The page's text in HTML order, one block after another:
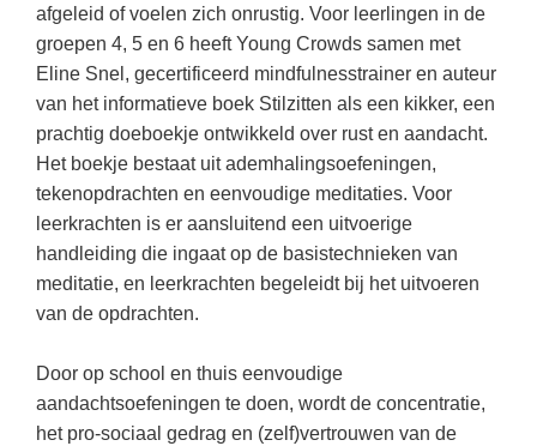
Digitaal onderwijs
Cito toets
iPad scholen
NIEUWSARCHIEF
Augustus 2026
Juli 2026
Mei 2026
April 2026
Lespakket ‘Circulaire Economie - van
verpakking tot nieuwe grondstof’
Gastles Zeebenen in de klas
Cursus Leer het heelal begrijpen
Van verdunningscalculator tot
practicumvoorbereiding: gratis online
hulpmiddelen voor science-docenten en
TOA's
DGM in de klas
Kerst kleurplaten
PUZZELS
Woordpuzzels
Kruiswoordpuzzels
LEUK IN DE KLAS
Raadsels
Rebussen
Biologie
Burgerschap
Ckv
Duits
Economie
Engels
Filosofie
Fries (Frysk)
Geschiedenis
Boek: Kleine werelden van het zonnestelsel
Leren met klassieke muziek
Lasermachine voor het onderwijs
Lasergraaf
Onderwijs opleidingen
Gratis lesmateriaal Dove self-esteem
Ontdek Memo voor de onderbouw zelf!
Maak uw leerlingen mediawijs!
op je eigen niveau
Taalzee: adaptief oefenen en toetsen
afgeleid of voelen zich onrustig. Voor leerlingen in de
groepen 4, 5 en 6 heeft Young Crowds samen met
Eline Snel, gecertificeerd mindfulnesstrainer en auteur
van het informatieve boek Stilzitten als een kikker, een
prachtig doeboekje ontwikkeld over rust en aandacht.
Het boekje bestaat uit ademhalingsoefeningen,
tekenopdrachten en eenvoudige meditaties. Voor
leerkrachten is er aansluitend een uitvoerige
handleiding die ingaat op de basistechnieken van
meditatie, en leerkrachten begeleidt bij het uitvoeren
van de opdrachten.
Door op school en thuis eenvoudige
aandachtsoefeningen te doen, wordt de concentratie,
het pro-sociaal gedrag en (zelf)vertrouwen van de